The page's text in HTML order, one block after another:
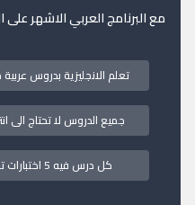
مع البرنامج العربي الاشهر على الاطلاق
تعلم الانجليزية بدروس
جميع الدروس لا تحتاج الى
كل درس فيه 5 اختبارات تفاعلية لتحسين اللفظ والنطق